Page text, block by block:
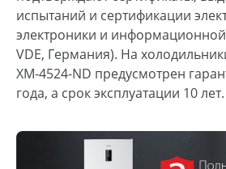
испытаний и сертификации
электроники и информационной
VDE, Германия). На
ХМ-4524-ND предусмотрен
года, а срок эксплуатации 10 лет.